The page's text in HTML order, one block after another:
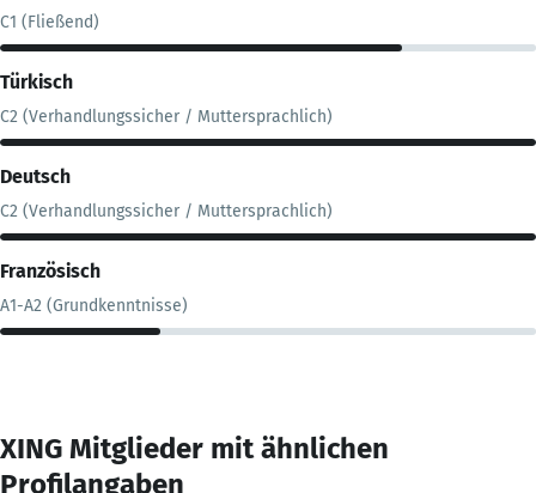
C1 (Fließend)
Türkisch
C2 (Verhandlungssicher / Muttersprachlich)
Deutsch
C2 (Verhandlungssicher / Muttersprachlich)
Französisch
A1-A2 (Grundkenntnisse)
XING Mitglieder mit ähnlichen
Profilangaben